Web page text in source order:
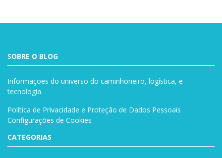
SOBRE O BLOG
Informações do universo do caminhoneiro, logística, e
tecnologia.
Política de Privacidade e Proteção de Dados Pessoais
Configurações de Cookies
CATEGORIAS